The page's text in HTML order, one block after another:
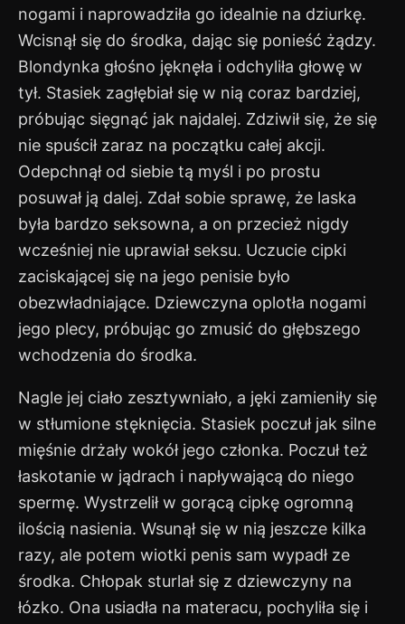
nogami i naprowadziła go idealnie na dziurkę.
Wcisnął się do środka, dając się ponieść żądzy.
Blondynka głośno jęknęła i odchyliła głowę w
tył. Stasiek zagłębiał się w nią coraz bardziej,
próbując sięgnąć jak najdalej. Zdziwił się, że się
nie spuścił zaraz na początku całej akcji.
Odepchnął od siebie tą myśl i po prostu
posuwał ją dalej. Zdał sobie sprawę, że laska
była bardzo seksowna, a on przecież nigdy
wcześniej nie uprawiał seksu. Uczucie cipki
zaciskającej się na jego penisie było
obezwładniające. Dziewczyna oplotła nogami
jego plecy, próbując go zmusić do głębszego
wchodzenia do środka.
Nagle jej ciało zesztywniało, a jęki zamieniły się
w stłumione stęknięcia. Stasiek poczuł jak silne
mięśnie drżały wokół jego członka. Poczuł też
łaskotanie w jądrach i napływającą do niego
spermę. Wystrzelił w gorącą cipkę ogromną
ilością nasienia. Wsunął się w nią jeszcze kilka
razy, ale potem wiotki penis sam wypadł ze
środka. Chłopak sturlał się z dziewczyny na
łózko. Ona usiadła na materacu, pochyliła się i